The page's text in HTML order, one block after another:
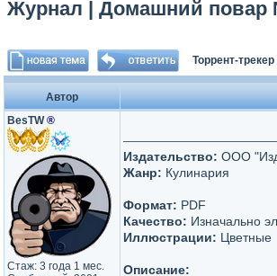
Журнал | Домашний повар
Торрент-
Автор
BesTW®
Стаж: 3 года 1 мес.
Издательство: ООО
Жанр: Кулинария
Формат: PDF
Качество: Изначально
Иллюстрации: Цветные
Описание: